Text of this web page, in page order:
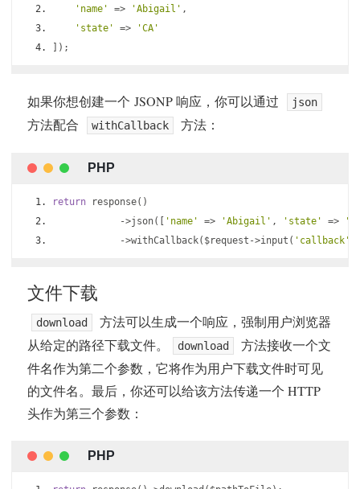
'name'
=> 'Abigail' ,
'state'
=>
'CA'
]);
如果你想创建一个 JSONP 响应，你可以通过 json
方法配合 withCallback 方法：
return response()
->json([ 'name' => 'Abigail' , 'state' =>
->withCallback( $request ->input ( 'callback'
文件下载
download
方法可以生成一个响应，强制用户浏览器
从给定的路径下载文件。
download
方法接收一个文
件名作为第二个参数，它将作为用户下载文件时可见
的文件名。最后，你还可以给该方法传递一个 HTTP
头作为第三个参数：